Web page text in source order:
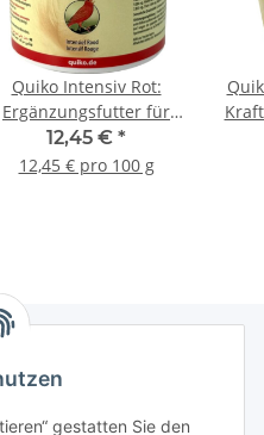
gestatten Sie den
Quiko Intensiv Rot:
Ergänzungsfutter für
alle Vögel mit Rotfaktor
100g
12,45 € *
12,45 € pro 100 g